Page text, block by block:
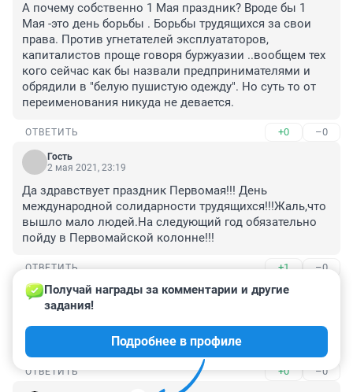
А почему собственно 1 Мая праздник? Вроде бы 1
Мая -это день борьбы . Борьбы трудящихся за свои
права. Против угнетателей эксплуататоров,
капиталистов проще говоря буржуазии ..вообщем тех
кого сейчас как бы назвали предпринимателями и
обрядили в "белую пушистую одежду". Но суть то от
переименования никуда не девается.
ОТВЕТИТЬ +0 –0
Гость
2 мая 2021, 23:19
Да здравствует праздник Первомая!!! День
международной солидарности трудящихся!!!Жаль,что
вышло мало людей.На следующий год обязательно
пойду в Первомайской колонне!!!
ОТВЕТИТЬ +1 –0
Гость
2 мая 2021, 21:10
Не разогнали? А они поди требовали свободы, вот
облом. Чего хотят?
ОТВЕТИТЬ +0 –0
Получай награды за комментарии и другие
задания!
Подробнее в профиле